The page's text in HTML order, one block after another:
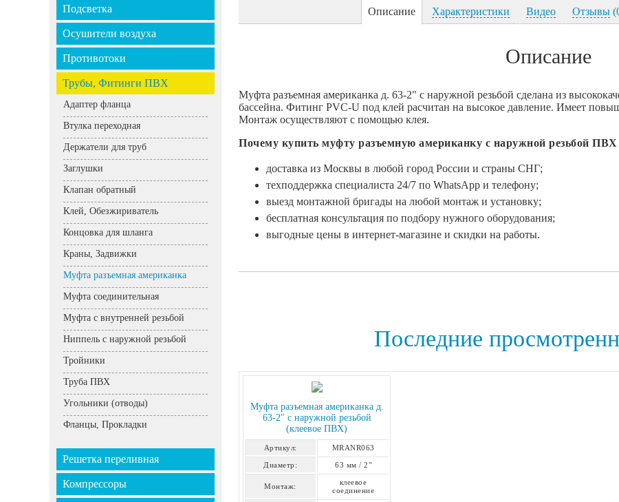
Подсветка
Осушители воздуха
Противотоки
Трубы, Фитинги ПВХ
Адаптер фланца
Втулка переходная
Держатели для труб
Заглушки
Клапан обратный
Клей, Обезжириватель
Концовка для шланга
Краны, Задвижки
Муфта разъемная американка
Муфта соединительная
Муфта с внутренней резьбой
Ниппель с наружной резьбой
Тройники
Труба ПВХ
Угольники (отводы)
Фланцы, Прокладки
Решетка переливная
Компрессоры
Описание Характеристики Видео Отзывы
Описание
Муфта разъемная американка д. 63-2" с наружной резьбой сделана из
бассейна. Фитинг PVC-U под клей расчитан на высокое давление. Имеет
Монтаж осуществляют с помощью клея.
Почему купить муфту разъемную американку с наружной резьбой
доставка из Москвы в любой город России и страны СНГ;
техподдержка специалиста 24/7 по WhatsApp и телефону;
выезд монтажной бригады на любой монтаж и установку;
бесплатная консультация по подбору нужного оборудования;
выгодные цены в интернет-магазине и скидки на работы.
Последние
Муфта разъемная американка д.
63-2" с наружной резьбой
(клеевое ПВХ)
Артикул: MRANR063
Диаметр: 63 мм / 2"
Монтаж:
клеевое
соединение